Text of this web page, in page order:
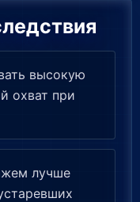
высокую
охват при
лучше